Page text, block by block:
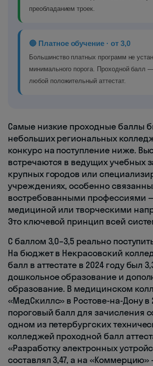
преобладанием троек.
🔵 Платное обучение · от 3,0
Большинство платных программ не
минимального порога. Проходной балл
любой положительный аттестат.
Самые низкие проходные баллы
небольших региональных
конкурс на поступление ниже.
встречаются в ведущих учебных
крупных городов или
учреждениях, особенно
востребованными профессиями
медициной или творческими
Это ключевой принцип всей
С баллом 3,0–3,5 реально
На бюджет в Некрасовский
балл в аттестате в 2024 году был
дошкольное образование и
образование. В медицинском
«МедСкиллс» в Ростове-на-Дону в
пороговый балл для зачисления
одном из петербургских
колледжей проходной балл
«Разработку электронных
составлял 3,47, а на «Коммерцию»